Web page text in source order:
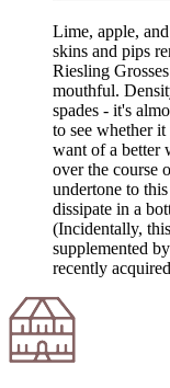
Lime, apple,
skins and pips
Riesling
mouthful.
spades - it's
to see whether
want of a better
over the course
undertone to
dissipate in a
(Incidentally,
supplemented
recently